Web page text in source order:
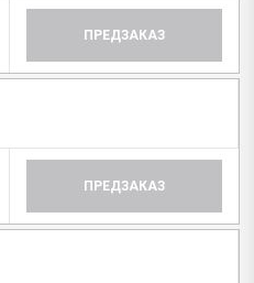
ПРЕДЗАКАЗ
ПРЕДЗАКАЗ